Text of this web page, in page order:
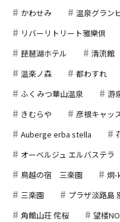
かわせみ
温泉グラン
リバーリトリート雅樂倶
琵琶湖ホテル
清流館
温楽ノ森
都わすれ
ふくみつ華山温泉
游
きむらや
彦根キャッ
Auberge erba stella
オーベルジュ エルバステラ
鳥越の宿 三楽園
炯-
三楽園
プラザ淡路島
角館山荘 侘桜
望楼